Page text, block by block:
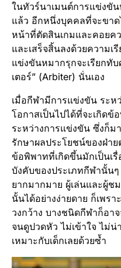
ในทัวร์นาเมนต์การแข่งขั
แล้ว อีกหนึ่งบุคคลที่จะขาด
หน้าที่ตัดสินเกมและคอยค
และเสร็จสิ้นลงด้วยความเ
แข่งขันหมากรุกจะเรียกทั
เตอร์” (Arbiter) นั่นเอง
เมื่อกีฬามีการแข่งขัน ระห
โอกาสเป็นไปได้ที่จะเกิด
ระหว่างการแข่งขัน ซึ่งก็ม
รักษาผลประโยชน์ของฝ่าย
ข้อพิพาทที่เกิดขึ้นมักเป็นเ
บังคับของประเภทกีฬานั้น
ยากมากมาย ผู้เล่นและผู้ช
นั้นได้อย่างง่ายดาย ก็เพร
วงกว้าง บางชนิดกีฬาก็อ
จนดูปวดหัว ไม่เข้าใจ ไม่
เหมาะกับเด็กเลยด้วยซ้ำ